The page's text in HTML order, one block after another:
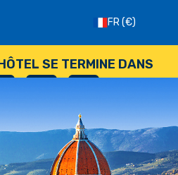
FR(€)
SE TERMINE DANS